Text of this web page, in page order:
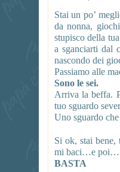
Stai un po’
da nonna,
stupisco della
a sganciarti dal
nascondo dei
Passiamo alle
Sono le sei.
Arriva la beffa.
tuo sguardo
Uno sguardo
Si ok, stai
mi baci…e poi…
BASTA